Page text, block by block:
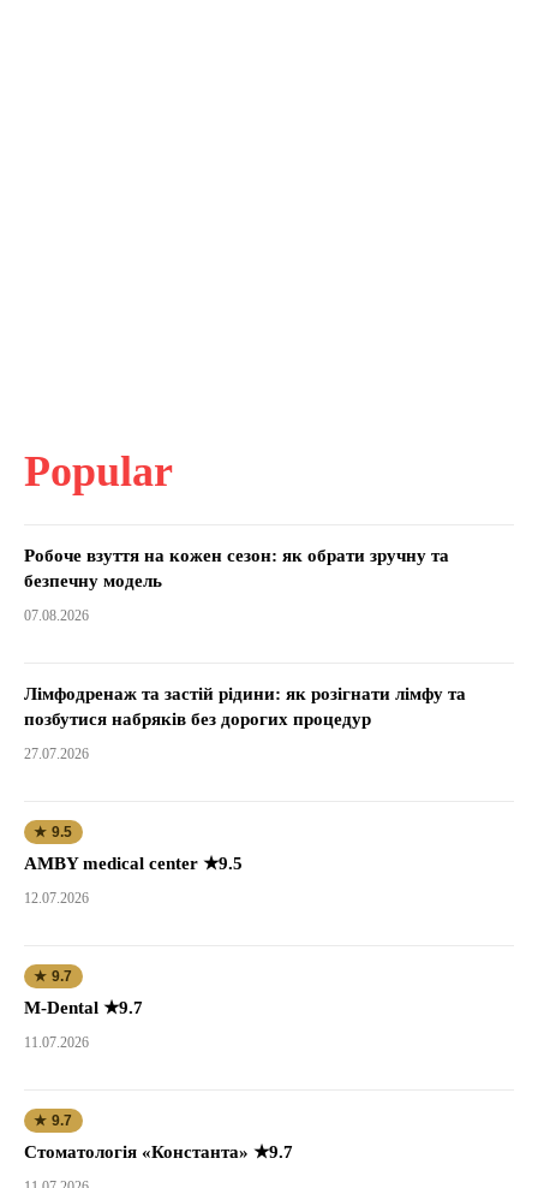
Popular
Робоче взуття на кожен сезон: як обрати зручну та
безпечну модель
07.08.2026
Лімфодренаж та застій рідини: як розігнати лімфу та
позбутися набряків без дорогих процедур
27.07.2026
★ 9.5
AMBY medical center ★9.5
12.07.2026
★ 9.7
M-Dental ★9.7
11.07.2026
★ 9.7
Стоматологія «Константа» ★9.7